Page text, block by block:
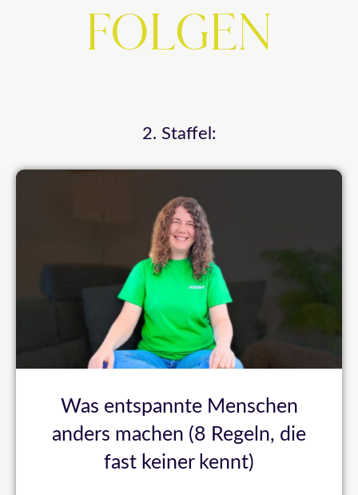
FOLGEN
2. Staffel:
Was entspannte Menschen
anders machen (8 Regeln, die
fast keiner kennt)